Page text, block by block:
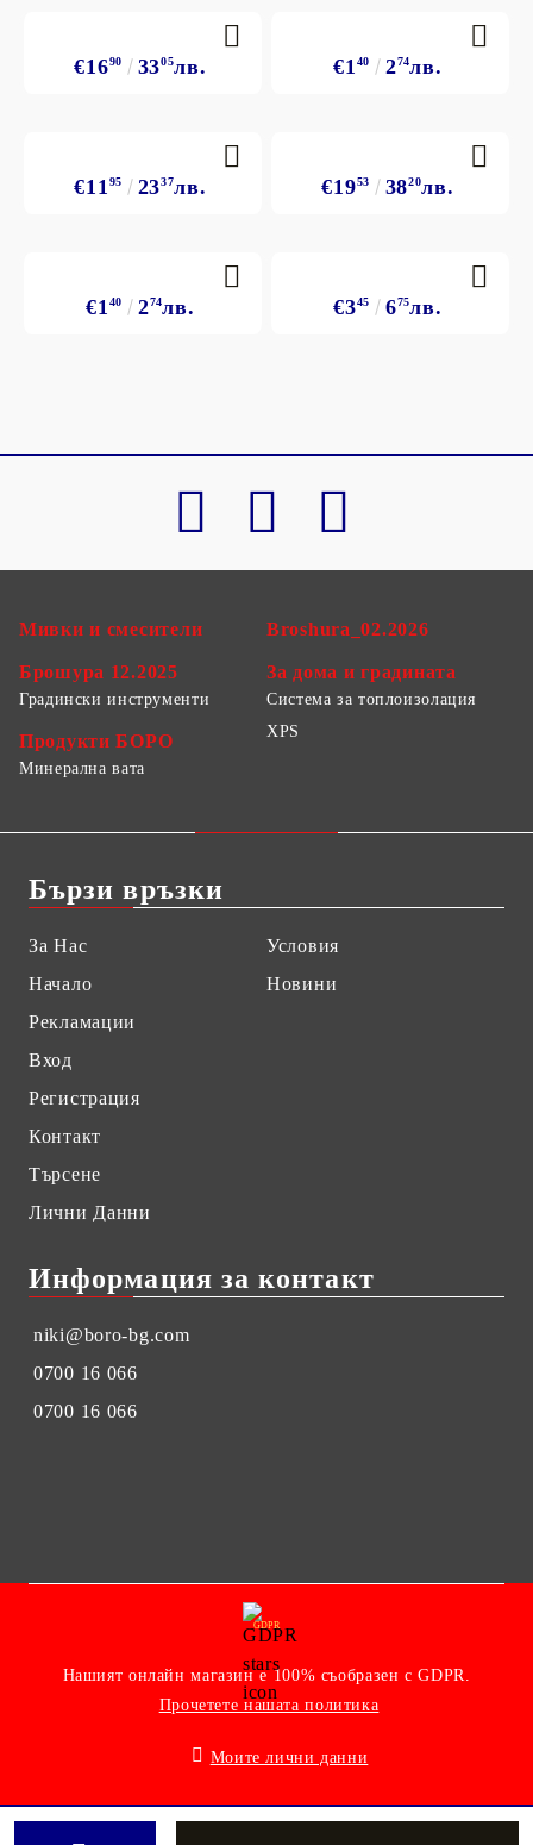
€1690 3305лв. €1 40 274лв.
€11 95 2337лв. €1953 3820лв.
€1 40 274лв. €345 675лв.
Мивки и смесители
Брошура 12.2025
Broshura_02.2026
За дома и градината
Градински инструменти
Продукти БОРО
Система за топлоизолация
XPS
Минерална вата
Бързи връзки
За Нас
Начало
Рекламации
Вход
Регистрация
Контакт
Търсене
Лични Данни
Условия
Новини
Информация за контакт
niki@boro-bg.com
0700 16 066
0700 16 066
GDPR
Нашият онлайн магазин е 100% съобразен с GDPR.
Прочетете нашата политика
Моите лични данни